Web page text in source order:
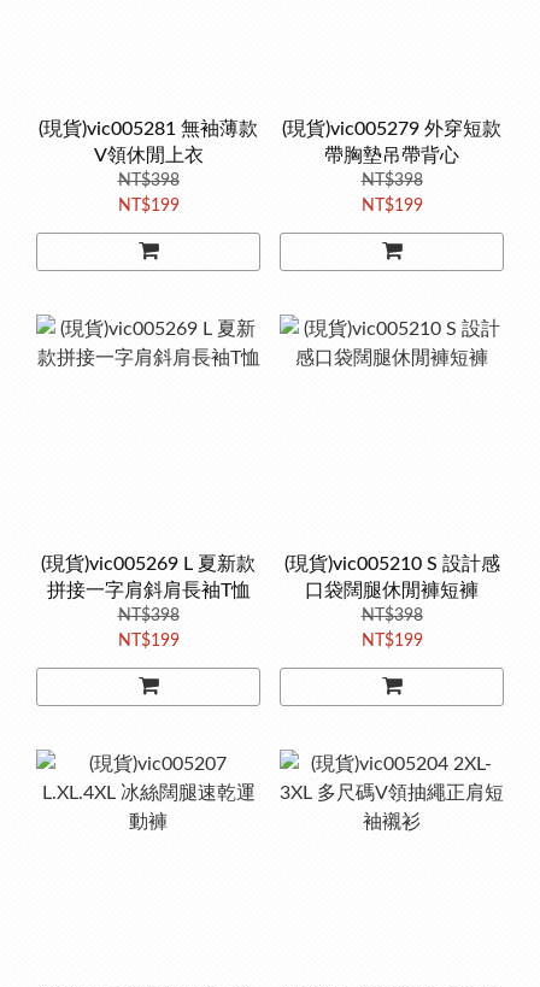
(現貨)vic005281 無袖薄款
V領休閒上衣
NT$398
NT$199
(現貨)vic005279 外穿短款
帶胸墊吊帶背心
NT$398
NT$199
(現貨)vic005269 L 夏新款
拼接一字肩斜肩長袖T恤
NT$398
NT$199
(現貨)vic005210 S 設計感
口袋闊腿休閒褲短褲
NT$398
NT$199